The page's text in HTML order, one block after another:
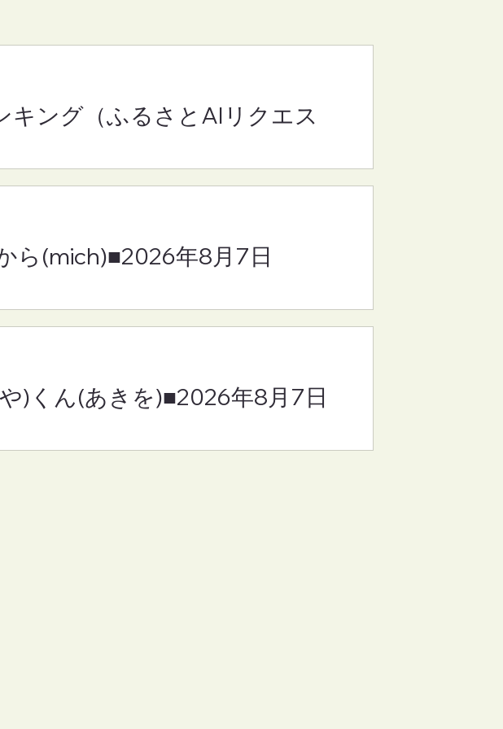
】となりの崎谷(さ
キング（ふるさとAIリクエス
ら(mich)■2026年8月7日
)くん(あきを)■2026年8月7日